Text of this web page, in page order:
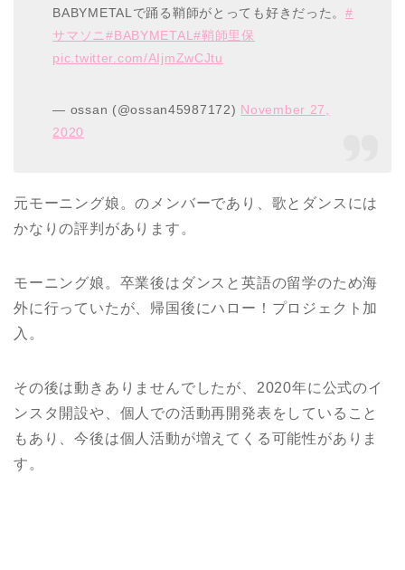
BABYMETALで踊る鞘師がとっても好きだった。#
サマソニ#BABYMETAL#鞘師里保
pic.twitter.com/AIjmZwCJtu
— ossan (@ossan45987172) November 27,
2020
元モーニング娘。のメンバーであり、歌とダンスには
かなりの評判があります。
モーニング娘。卒業後はダンスと英語の留学のため海
外に行っていたが、帰国後にハロー！プロジェクト加
入。
その後は動きありませんでしたが、2020年に公式のイ
ンスタ開設や、個人での活動再開発表をしていること
もあり、今後は個人活動が増えてくる可能性がありま
す。